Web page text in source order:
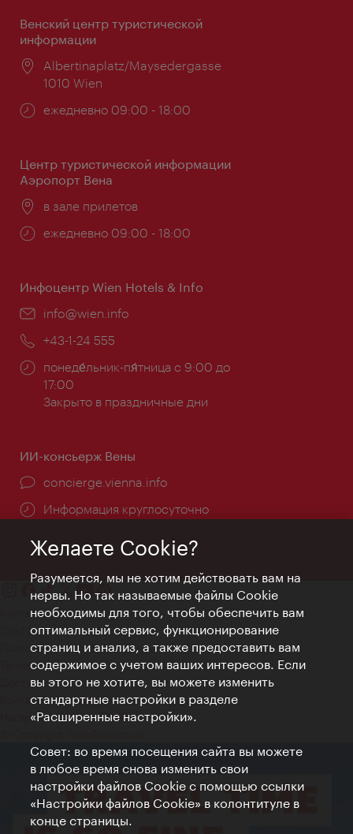
Венский центр туристической
информации
Расположение:
Albertinaplatz/Maysedergasse
1010 Wien
Часы
ежедневно 09:00 - 18:00
Центр туристической информации
Аэропорт Вена
Расположение:
в зале прилетов
Часы
ежедневно 09:00 - 18:00
Инфоцентр Wien Hotels & Info
Эл.
info@wien.info
Телефон:
+43-1-24 555
Часы
работы:
понеде́льник-пя́тница с 9:00 до
17:00
Закрыто в праздничные дни
ИИ-консьерж Вены
concierge.vienna.info
Информация круглосуточно
Контакт
Credits
Положение о конфиденциальности
Terms of Use
Доступность
Контакты для прессы
Настройки файлов Cookie
Желаете Cookie?
Разумеется, мы не хотим действовать вам на
нервы. Но так называемые файлы Cookie
необходимы для того, чтобы обеспечить вам
оптимальный сервис, функционирование
страниц и анализ, а также предоставить вам
содержимое с учетом ваших интересов. Если
вы этого не хотите, вы можете изменить
стандартные настройки в разделе
«Расширенные настройки».
Совет: во время посещения сайта вы можете
в любое время снова изменить свои
настройки файлов Cookie с помощью ссылки
«Настройки файлов Cookie» в колонтитуле в
конце страницы.